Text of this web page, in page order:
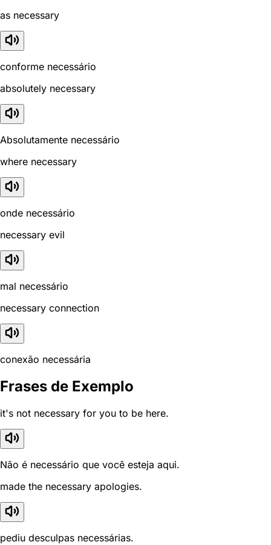
as necessary
conforme necessário
absolutely necessary
Absolutamente necessário
where necessary
onde necessário
necessary evil
mal necessário
necessary connection
conexão necessária
Frases de Exemplo
it's not necessary for you to be here.
Não é necessário que você esteja aqui.
made the necessary apologies.
pediu desculpas necessárias.